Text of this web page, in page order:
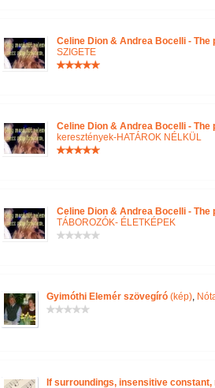
Celine Dion & Andrea Bocelli -
SZIGETE
Celine Dion & Andrea Bocelli -
keresztények-HATÁROK NÉLKÜL
Celine Dion & Andrea Bocelli -
TÁBOROZÓK- ÉLETKÉPEK
Gyimóthi Elemér szövegíró(kép),
If surroundings, insensitive